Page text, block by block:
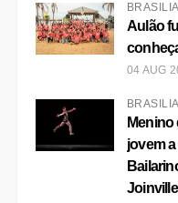
BRASÍLIA
Aulão
04 AUG
BRASÍLIA
Menino
jovem
Joinville